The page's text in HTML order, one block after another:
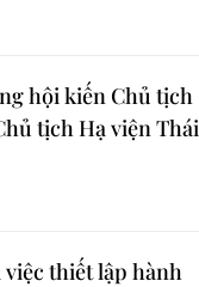
hội kiến Chủ tịch
tịch Hạ viện Thái
thiết lập hành